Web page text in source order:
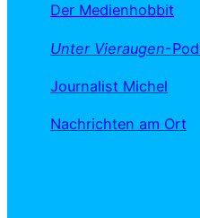
Der Medienhobbit
Unter Vieraugen-
Journalist Michel
Nachrichten am Ort